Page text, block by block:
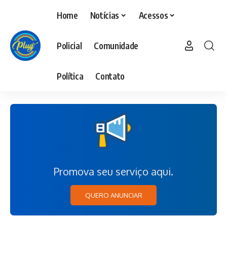
Home Notícias Acessos
Policial Comunidade
Política Contato
Promova seu serviço aqui.
QUERO ANUNCIAR